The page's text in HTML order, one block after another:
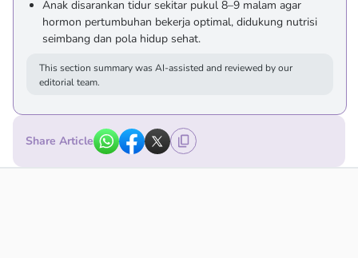
Anak disarankan tidur sekitar pukul 8–9 malam agar
hormon pertumbuhan bekerja optimal, didukung nutrisi
seimbang dan pola hidup sehat.
This section summary was AI-assisted and reviewed by our
editorial team.
Share Article